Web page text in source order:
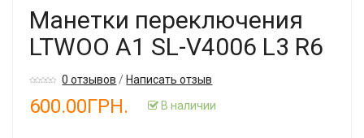
Манетки переключения
LTWOO A1 SL-V4006 L3 R6
0 отзывов /Написать отзыв
600.00ГРН. В наличии